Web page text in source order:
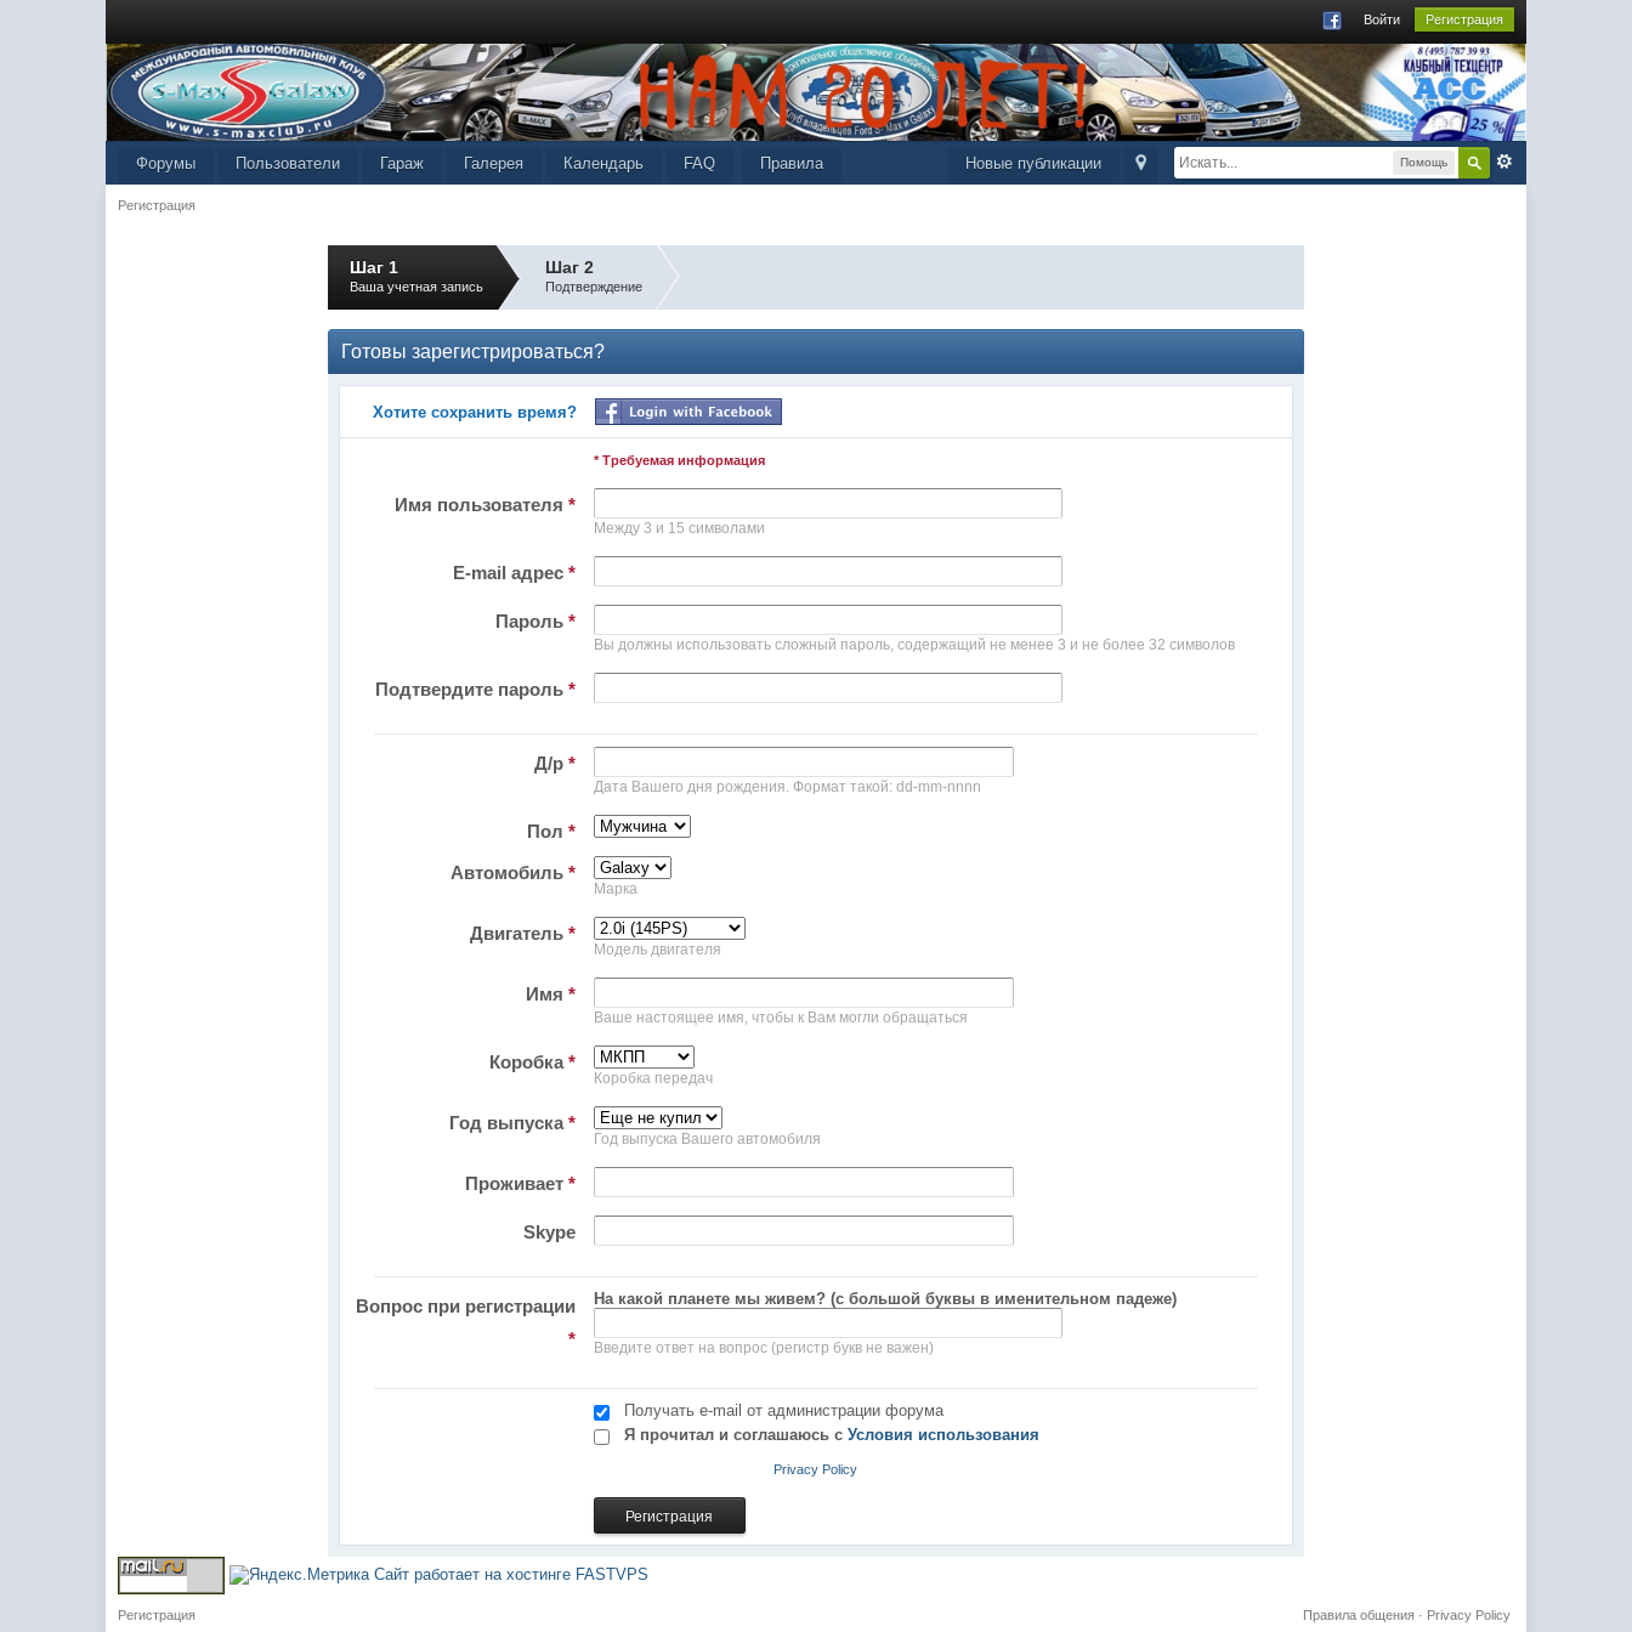
Войти Регистрация
Помощь
Новые публикации
FAQ Правила
Форумы Пользователи Гараж Галерея Календарь
Регистрация
Шаг 1
Ваша учетная запись
Шаг 2
Подтверждение
Готовы зарегистрироваться?
Хотите сохранить время?
* Требуемая информация
Имя пользователя *
Между 3 и 15 символами
E-mail адрес *
Пароль *
Вы должны использовать сложный пароль, содержащий не менее 3 и не более 32 символов
Подтвердите пароль *
Д/р *
Дата Вашего дня рождения. Формат такой: dd-mm-nnnn
Пол *
Автомобиль *
Марка
Двигатель *
Модель двигателя
Имя *
Ваше настоящее имя, чтобы к Вам могли обращаться
Коробка*
Коробка передач
Год выпуска*
Год выпуска Вашего автомобиля
Проживает *
Skype
Вопрос при регистрации
*
На какой планете мы живем? (с большой буквы в именительном падеже)
Введите ответ на вопрос (регистр букв не важен)
Получать e-mail от администрации форума
Я прочитал и соглашаюсь с Условия использования
Privacy Policy
Сайт работает на хостинге FASTVPS
Регистрация Privacy Policy
Правила общения·